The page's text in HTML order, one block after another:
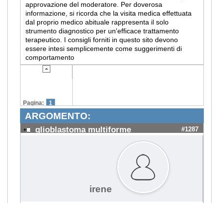
approvazione del moderatore. Per doverosa
informazione, si ricorda che la visita medica effettuata
dal proprio medico abituale rappresenta il solo
strumento diagnostico per un'efficace trattamento
terapeutico. I consigli forniti in questo sito devono
essere intesi semplicemente come suggerimenti di
comportamento
Pagina: 1
ARGOMENTO:
glioblastoma multiforme #1287
irene